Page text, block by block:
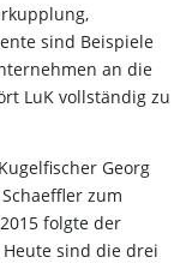
sind Beispiele
an die
LuK vollständig zu
Georg
zum
folgte der
sind die drei